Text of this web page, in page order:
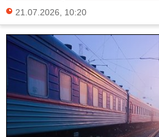
21.07.2026, 10:20